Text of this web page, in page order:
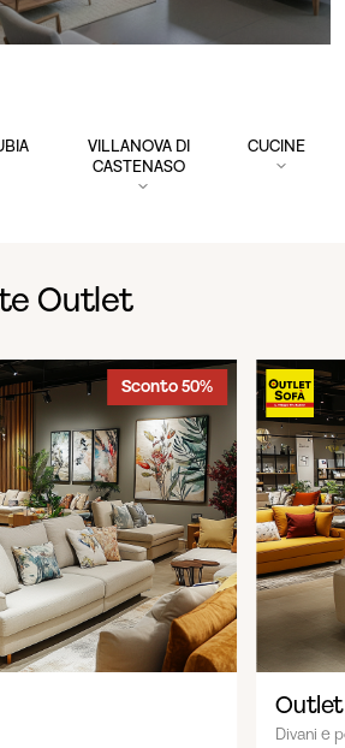
VILLANOVA DI
CASTENASO
CUCINE
Outlet
Sconto 50%
Divani e